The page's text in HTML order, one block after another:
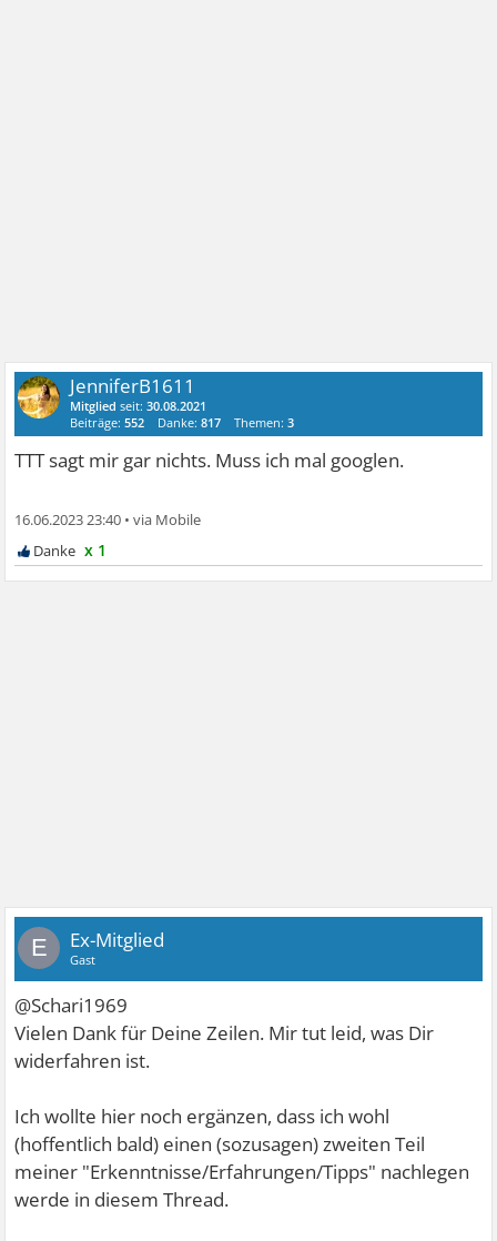
JenniferB1611
Mitglied seit:30.08.2021
Beiträge:552 Danke:817 Themen:3
TTT sagt mir gar nichts. Muss ich mal googlen.
16.06.2023 23:40 •
x 1
E Ex-Mitglied
Gast
@Schari1969
Vielen Dank für Deine Zeilen. Mir tut leid, was Dir
widerfahren ist.
Ich wollte hier noch ergänzen, dass ich wohl
(hoffentlich bald) einen (sozusagen) zweiten Teil
meiner "Erkenntnisse/Erfahrungen/Tipps" nachlegen
werde in diesem Thread.